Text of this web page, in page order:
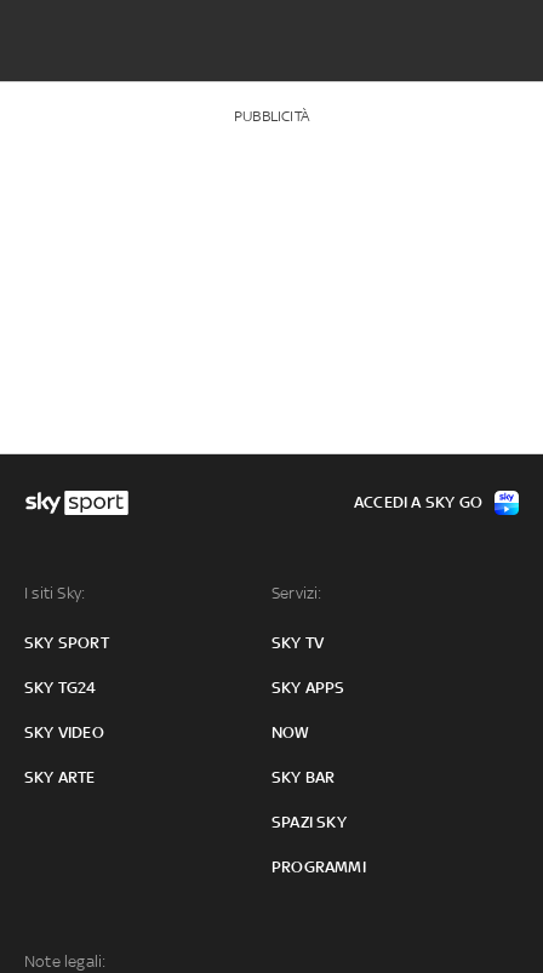
PUBBLICITÀ
I siti Sky:
SKY SPORT
SKY TG24
SKY VIDEO
SKY ARTE
Servizi:
SKY TV
SKY APPS
NOW
SKY BAR
SPAZI SKY
PROGRAMMI
Note legali:
ACCEDI A SKY GO